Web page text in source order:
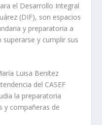
el Desarrollo Integral
(DIF), son espacios
y preparatoria a
y cumplir sus
Luisa Benítez
del CASEF
la preparatoria
y compañeras de